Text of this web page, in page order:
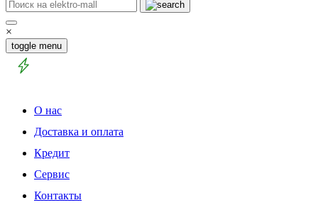
×
toggle menu
О нас
Доставка и оплата
Кредит
Сервис
Контакты